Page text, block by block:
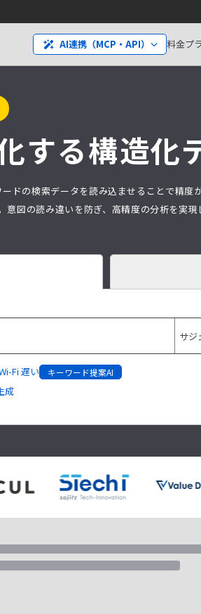
料金プ
AI連携（MCP・API）
する構造化
ドの検索データを読み込ませることで精度
図の読み違いを防ぎ、高精度の分析を実現
Fi 遅い キーワード提案AI
成